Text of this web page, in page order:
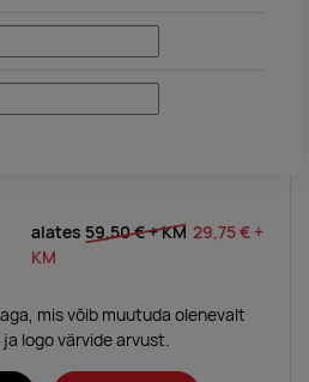
alates 59,50 €+ KM 29,75 € +
KM
mis võib muutuda olenevalt
logo värvide arvust.